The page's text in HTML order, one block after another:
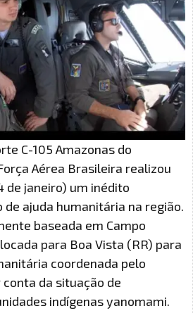
C-105 Amazonas do
Aérea Brasileira realizou
janeiro) um inédito
ajuda humanitária na região.
baseada em Campo
para Boa Vista (RR) para
coordenada pelo
da situação de
indígenas yanomami.